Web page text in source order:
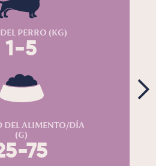
PERRO (KG)
1-5
DEL ALIMENTO/DÍA
(G)
75